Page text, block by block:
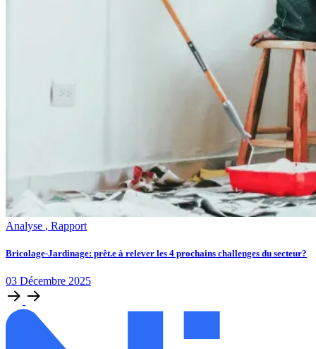
Analyse , Rapport
Bricolage-Jardinage: prêt.e à relever les 4 prochains challenges du secteur?
03 Décembre 2025